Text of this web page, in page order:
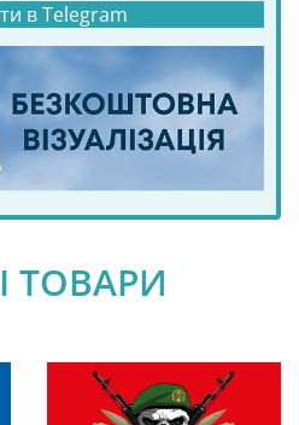
в Telegram
ТОВАРИ